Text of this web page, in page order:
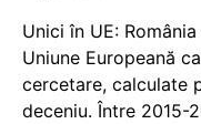
Unici în UE:
Uniune Europeană
cercetare, calculate
deceniu. Între 2015-